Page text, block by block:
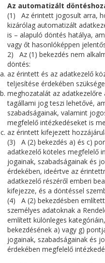
Az automatizált
(1) Az érintett jogosult arra,
kizárólag automatizált
is – alapuló döntés hatálya,
vagy őt hasonlóképpen
2) Az (1) bekezdés nem
döntés:
az érintett és az adatkezelő
teljesítése érdekében
meghozatalát az
tagállami jog teszi lehetővé,
szabadságainak, valamint
megfelelő intézkedéseket is
az érintett kifejezett
(3) A (2) bekezdés a) és c)
adatkezelő köteles megfelelő
jogainak, szabadságainak és
érdekében, ideértve az
adatkezelő részéről emberi
kifejezze, és a döntéssel
(4) A (2) bekezdésben
személyes adatoknak a
említett különleges
bekezdésének a) vagy g)
jogainak, szabadságainak és
érdekében megfelelő